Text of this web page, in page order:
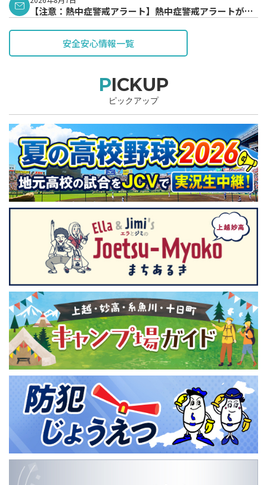
【注意：熱中症警戒アラート】熱中症警戒アラートが発
安全安心情報一覧
PICKUP
ピックアップ